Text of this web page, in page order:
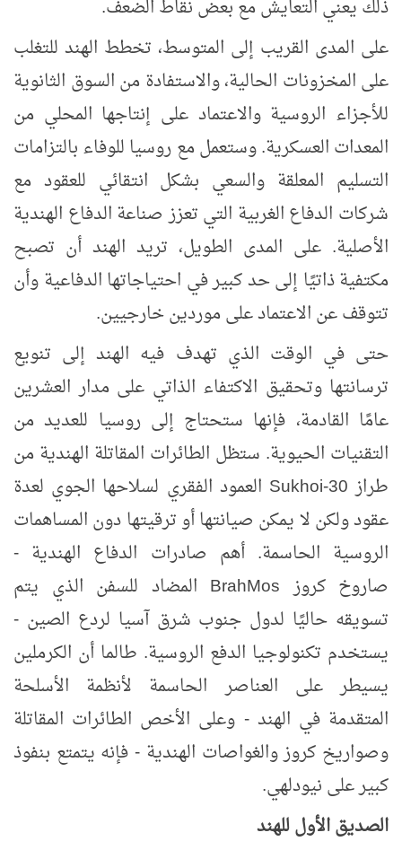
ذلك يعني التعايش مع بعض نقاط الضعف.
على المدى القريب إلى المتوسط، تخطط الهند للتغلب
على المخزونات الحالية، والاستفادة من السوق الثانوية
للأجزاء الروسية والاعتماد على إنتاجها المحلي من
المعدات العسكرية. وستعمل مع روسيا للوفاء بالتزامات
التسليم المعلقة والسعي بشكل انتقائي للعقود مع
شركات الدفاع الغربية التي تعزز صناعة الدفاع الهندية
الأصلية. على المدى الطويل، تريد الهند أن تصبح
مكتفية ذاتيًا إلى حد كبير في احتياجاتها الدفاعية وأن
تتوقف عن الاعتماد على موردين خارجيين.
حتى في الوقت الذي تهدف فيه الهند إلى تنويع
ترسانتها وتحقيق الاكتفاء الذاتي على مدار العشرين
عامًا القادمة، فإنها ستحتاج إلى روسيا للعديد من
التقنيات الحيوية. ستظل الطائرات المقاتلة الهندية من
طراز Sukhoi-30 العمود الفقري لسلاحها الجوي لعدة
عقود ولكن لا يمكن صيانتها أو ترقيتها دون المساهمات
الروسية الحاسمة. أهم صادرات الدفاع الهندية -
صاروخ كروز BrahMos المضاد للسفن الذي يتم
تسويقه حاليًا لدول جنوب شرق آسيا لردع الصين -
يستخدم تكنولوجيا الدفع الروسية. طالما أن الكرملين
يسيطر على العناصر الحاسمة لأنظمة الأسلحة
المتقدمة في الهند - وعلى الأخص الطائرات المقاتلة
وصواريخ كروز والغواصات الهندية - فإنه يتمتع بنفوذ
كبير على نيودلهي.
الصديق الأول للهند